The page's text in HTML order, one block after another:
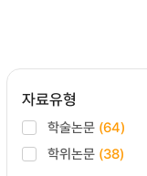
자료유형
학술논문 (64)
학위논문 (38)